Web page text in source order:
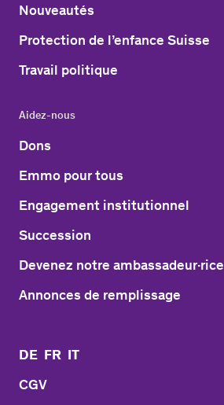
Nouveautés
Protection de l’enfance Suisse
Travail politique
Aidez-nous
Dons
Emmo pour tous
Engagement institutionnel
Succession
Devenez notre ambassadeur·rice
Annonces de remplissage
DE FR IT
CGV